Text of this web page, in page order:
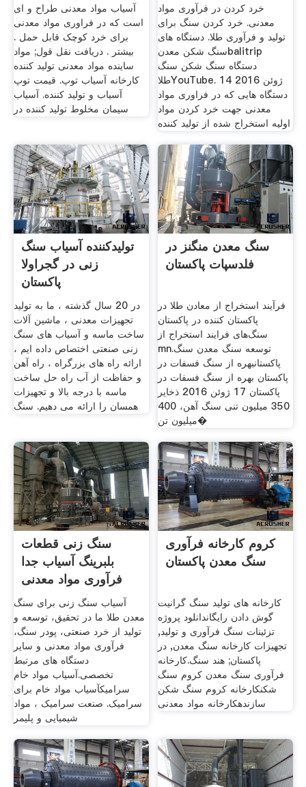
آسیاب مواد معدنی طراح و ای
است که در فراوری مواد معدنی
برای خرد کوچک قابل حمل .
بیشتر . دریافت نقل قول; مواد
ساینده مواد معدنی تولید کننده
کارخانه آسیاب توپ. قیمت توپ
آسیاب و تولید کننده. آسیاب
سیمان مخلوط تولید کننده در
خرد کردن در فرآوری مواد
معدنی. خرد کردن سنگ برای
تولید و فرآوری طلا. دستگاه های
سنگ شکن معدنbalitrip
دستگاه سنگ شکن سنگ
طلاYouTube. 14 ژوئن 2016
دستگاه هایی که در فراوری مواد
معدنی جهت خرد کردن مواد
اولیه استخراج شده از تولید کننده
تولیدکننده آسیاب سنگ
زنی در گجراولا
پاکستان
در 20 سال گذشته ، ما به تولید
تجهیزات معدنی ، ماشین آلات
ساخت ماسه و آسیاب های سنگ
زنی صنعتی اختصاص داده ایم ،
ارائه راه های بزرگراه ، راه آهن
و حفاظت از آب راه حل ساخت
ماسه با درجه بالا و تجهیزات
همسان را ارائه می دهیم. سنگ
سنگ معدن منگنز در
فلدسپات پاکستان
فرآیند استخراج از معادن طلا در
پاکستان کننده در پاکستان
سنگ‌های فرایند استخراج از
mn.توسعه سنگ معدن سنگ
پاکستانبهره از سنگ فسفات در
پاکستان بهره از سنگ فسفات در
پاکستان 17 ژوئن 2016 ذخایر
350 میلیون تنی سنگ آهن، 400
میلیون تن�
سنگ زنی قطعات
بلبرینگ آسیاب جدا
فرآوری مواد معدنی
آسیاب سنگ زنی برای سنگ
معدن طلا ما در تحقیق، توسعه و
تولید از خرد صنعتی، پودر سنگ،
فرآوری مواد معدنی و سایر
دستگاه های مرتبط
تخصصی.آسیاب مواد خام
سرامیکآسیاب مواد خام برای
سرامیک. صنعت سرامیک ، مواد
شیمیایی و پلیمر
کروم کارخانه فرآوری
سنگ معدن پاکستان
کارخانه های تولید سنگ گرانیت
گوش دادن رایگاندانلود پروژه
تزئینات سنگ فرآوری و تولید,
تجهیزات کارخانه سنگ معدن, در
پاکستان; هند سنگ.کارخانه
فرآوری سنگ معدن کروم سنگ
شکنکارخانه کروم سنگ شکن
سازندهکارخانه مواد معدنی